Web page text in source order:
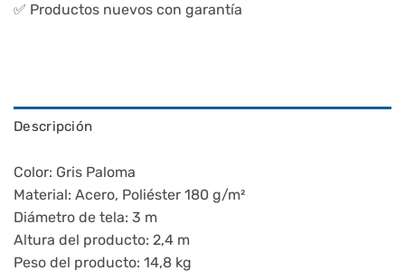
✅ Productos nuevos con garantía
Descripción
Color: Gris Paloma
Material: Acero, Poliéster 180 g/m²
Diámetro de tela: 3 m
Altura del producto: 2,4 m
Peso del producto: 14,8 kg